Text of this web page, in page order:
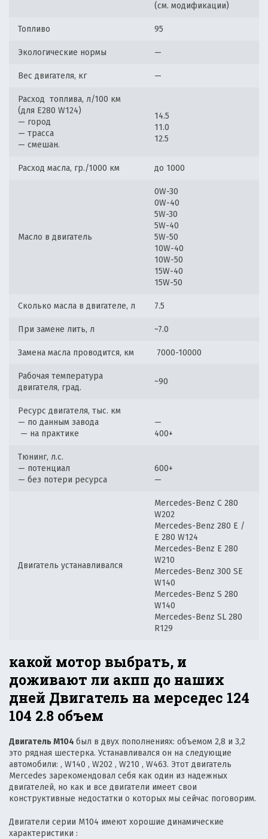
(см. модификации)
Топливо 95
Экологические нормы —
Вес двигателя, кг —
Расход топлива, л/100 км
(для E280 W124)
— город
— трасса
— смешан.
14.5
11.0
12.5
Расход масла, гр./1000 км до 1000
Масло в двигатель
0W-30
0W-40
5W-30
5W-40
5W-50
10W-40
10W-50
15W-40
15W-50
Сколько масла в двигателе, л 7.5
При замене лить, л ~7.0
Замена масла проводится, км 7000-10000
Рабочая температура
двигателя, град.
~90
Ресурс двигателя, тыс. км
— по данным завода
— на практике
—
400+
Тюнинг, л.с.
— потенциал
— без потери ресурса
600+
—
Двигатель устанавливался
Mercedes-Benz C 280
W202
Mercedes-Benz 280 E /
E 280 W124
Mercedes-Benz E 280
W210
Mercedes-Benz 300 SE
W140
Mercedes-Benz S 280
W140
Mercedes-Benz SL 280
R129
какой мотор выбрать, и
доживают ли акпп до наших
дней Двигатель на мерседес 124
104 2.8 объем
Двигатель М104 был в двух пополнениях: объемом 2,8 и 3,2
это рядная шестерка. Устанавливался он на следующие
автомобили: , W140 , W202 , W210 , W463. Этот двигатель
Mercedes зарекомендовал себя как один из надежных
двигателей, но как и все двигатели имеет свои
конструктивные недостатки о которых мы сейчас поговорим.
Двигатели серии M104 имеют хорошие динамические
характеристики :